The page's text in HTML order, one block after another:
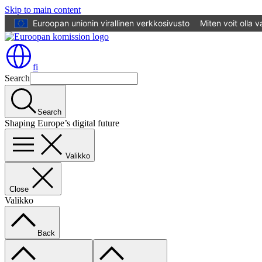
Skip to main content
Euroopan unionin virallinen verkkosivusto
Miten voit olla
fi
Search
Search
Shaping Europe’s digital future
Valikko
Close
Valikko
Back